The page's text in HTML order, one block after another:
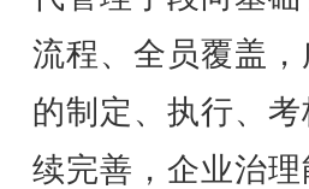
流程、全员覆盖
的制定、执行、
续完善，企业治